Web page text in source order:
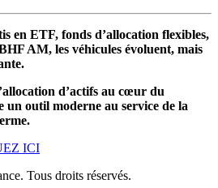
en ETF, fonds d’allocation flexibles,
AM, les véhicules évoluent, mais
d’actifs au cœur du
un outil moderne au service de la
ICI
Tous droits réservés.